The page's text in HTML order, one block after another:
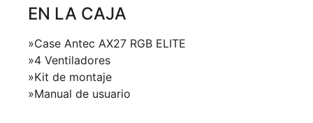
EN LA CAJA
»Case Antec AX27 RGB ELITE
»4 Ventiladores
»Kit de montaje
»Manual de usuario